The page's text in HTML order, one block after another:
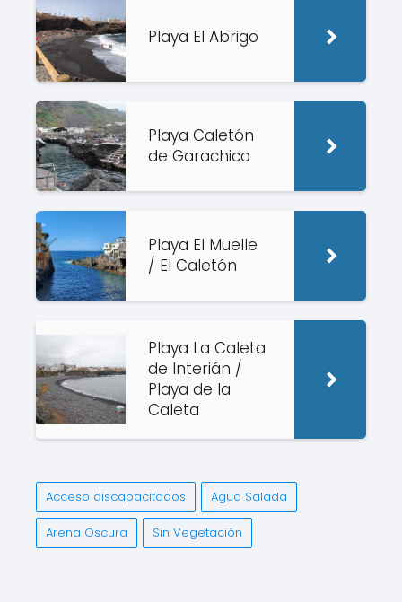
Playa El Abrigo
Playa Caletón
de Garachico
Playa El Muelle
/ El Caletón
Playa La Caleta
de Interián /
Playa de la
Caleta
Acceso discapacitados Agua Salada
Arena Oscura Sin Vegetación